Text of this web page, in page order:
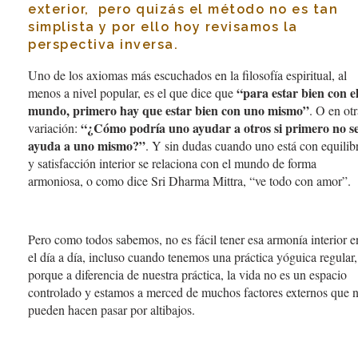
exterior, pero quizás el método no es tan
simplista y por ello hoy revisamos la
perspectiva inversa.
Uno de los axiomas más escuchados en la filosofía espiritual, al
menos a nivel popular, es el que dice que“para estar bien con el
mundo, primero hay que estar bien con uno mismo”. O en
variación: “¿Cómo podría uno ayudar a otros si primero no
ayuda a uno mismo?”. Y sin dudas cuando uno está con
y satisfacción interior se relaciona con el mundo de forma
armoniosa, o como dice Sri Dharma Mittra, “ve todo con amor”.
Pero como todos sabemos, no es fácil tener esa armonía interior
el día a día, incluso cuando tenemos una práctica yóguica regular,
porque a diferencia de nuestra práctica, la vida no es un espacio
controlado y estamos a merced de muchos factores externos que
pueden hacen pasar por altibajos.